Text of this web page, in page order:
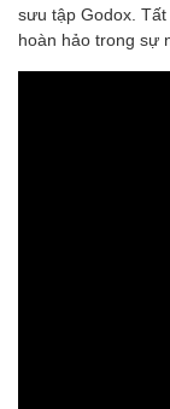
sưu tập Godox.
hoàn hảo trong sự